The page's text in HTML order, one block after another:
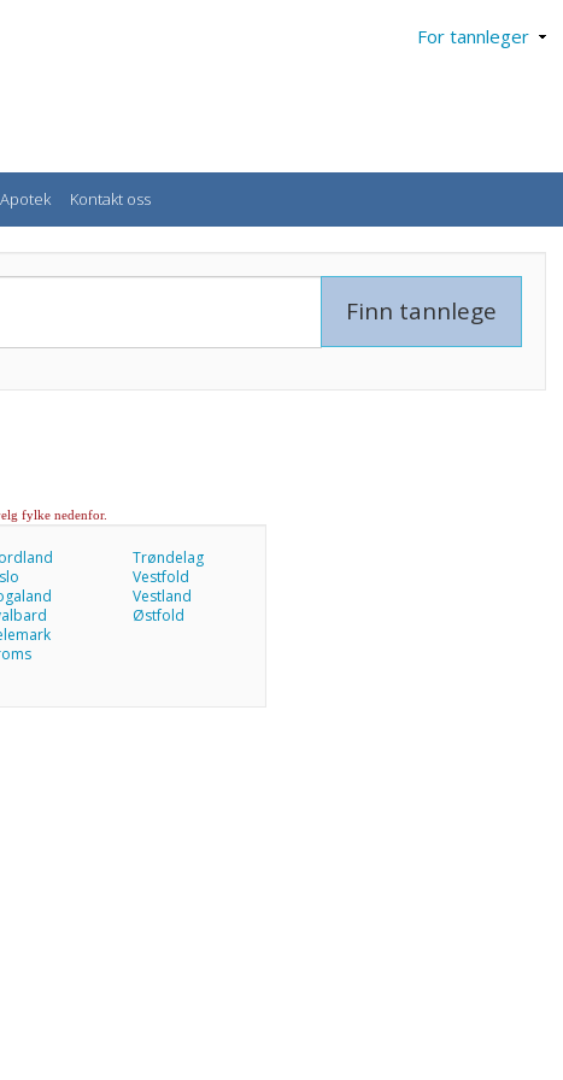
For tannleger
Apotek Kontakt oss
fylke nedenfor.
Trøndelag
Vestfold
Vestland
Østfold